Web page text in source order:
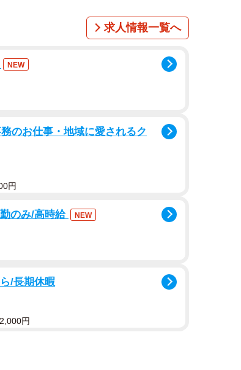
求人情報一覧へ
NEW
のお仕事・地域に愛されるク
円
のみ/高時給 NEW
/長期休暇
円